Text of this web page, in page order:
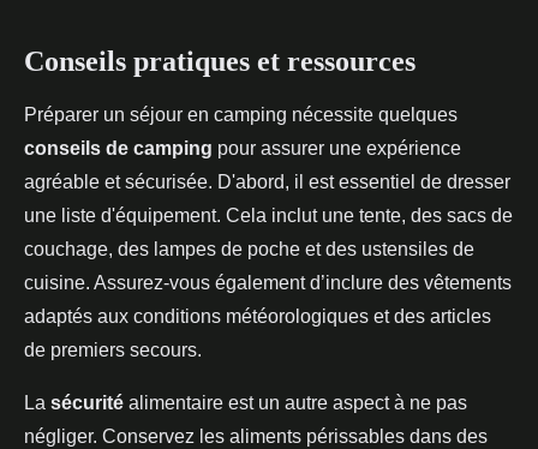
Conseils pratiques et ressources
Préparer un séjour en camping nécessite quelques
conseils de camping pour assurer une expérience
agréable et sécurisée. D'abord, il est essentiel de dresser
une liste d'équipement. Cela inclut une tente, des sacs de
couchage, des lampes de poche et des ustensiles de
cuisine. Assurez-vous également d’inclure des vêtements
adaptés aux conditions météorologiques et des articles
de premiers secours.
La sécurité alimentaire est un autre aspect à ne pas
négliger. Conservez les aliments périssables dans des